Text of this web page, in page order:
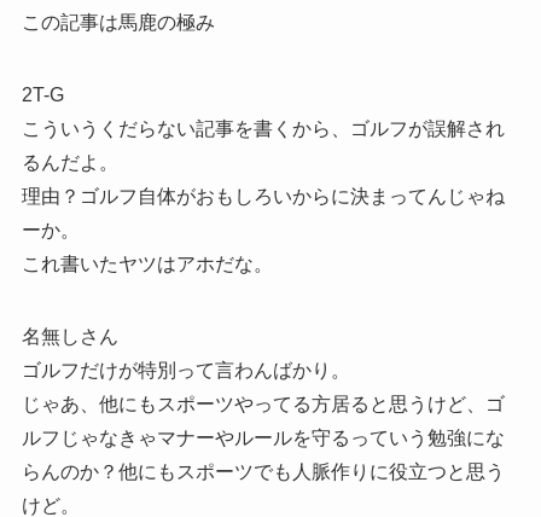
この記事は馬鹿の極み
2T-G
こういうくだらない記事を書くから、ゴルフが誤解され
るんだよ。
理由？ゴルフ自体がおもしろいからに決まってんじゃね
ーか。
これ書いたヤツはアホだな。
名無しさん
ゴルフだけが特別って言わんばかり。
じゃあ、他にもスポーツやってる方居ると思うけど、ゴ
ルフじゃなきゃマナーやルールを守るっていう勉強にな
らんのか？他にもスポーツでも人脈作りに役立つと思う
けど。